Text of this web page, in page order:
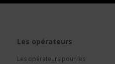
Les opérateurs
Les opérateurs pour les